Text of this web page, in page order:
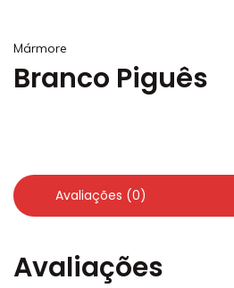
Mármore
Branco Piguês
Avaliações (0)
Avaliações